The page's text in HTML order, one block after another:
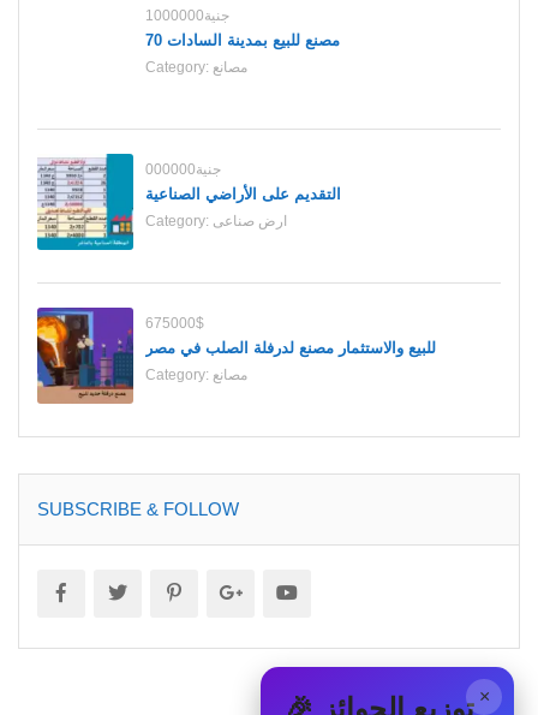
1000000جنية
70 مصنع للبيع بمدينة السادات
Category: مصانع
000000جنية
التقديم على الأراضي الصناعية
Category: ارض صناعى
675000$
للبيع والاستثمار مصنع لدرفلة الصلب في مصر
Category: مصانع
SUBSCRIBE & FOLLOW
× 🎉 توزيع الجوائز